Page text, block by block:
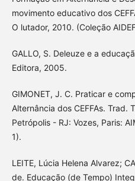
movimento educativo dos
O lutador, 2010. (Coleção
GALLO, S. Deleuze e a
Editora, 2005.
GIMONET, J. C. Praticar e
Alternância dos CEFFAs. Trad.
Petrópolis - RJ: Vozes, Paris:
1).
LEITE, Lúcia Helena Alvarez;
de. Educação (de Tempo)